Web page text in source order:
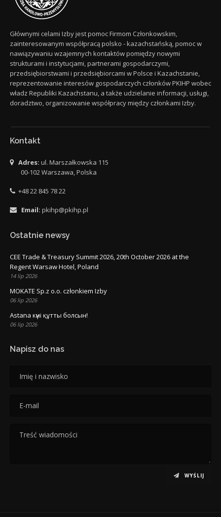
Głównymi celami Izby jest pomoc Firmom Członkowskim,
zainteresowanym współpracą polsko - kazachstańską, pomoc w
nawiązywaniu wzajemnych kontaktów pomiędzy nowymi
strukturami i instytucjami, partnerami gospodarczymi,
przedsiębiorstwami i przedsiębiorcami w Polsce i Kazachstanie,
reprezentowanie interesów gospodarczych członków PKIHP wobec
władz Republiki Kazachstanu, a także udzielanie informacji, usługi,
doradztwo, organizowanie współpracy między członkami Izby.
Kontakt
Adres: ul. Marszałkowska 115
00-102 Warszawa, Polska
+48 22 845 78 22
Email: pkihp@pkihp.pl
Ostatnie newsy
CEE Trade & Treasury Summit 2026, 20th October 2026 at the
Regent Warsaw Hotel, Poland
14 lip 2026
MOKATE Sp.z o.o. członkiem Izby
06 lip 2026
Astana күні құтты болсын!
06 lip 2026
Napisz do nas
WYŚLIJ